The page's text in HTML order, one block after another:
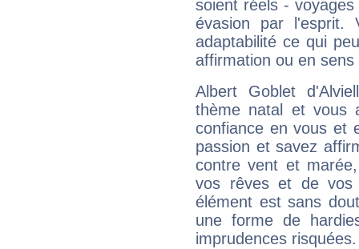
soient réels -
évasion par l'esprit.
adaptabilité ce qui
affirmation ou en
Albert Goblet
thème natal et vous
confiance en vous et
passion et savez
contre vent et
vos rêves et de vos
élément est sans
une forme de
imprudences risquées.